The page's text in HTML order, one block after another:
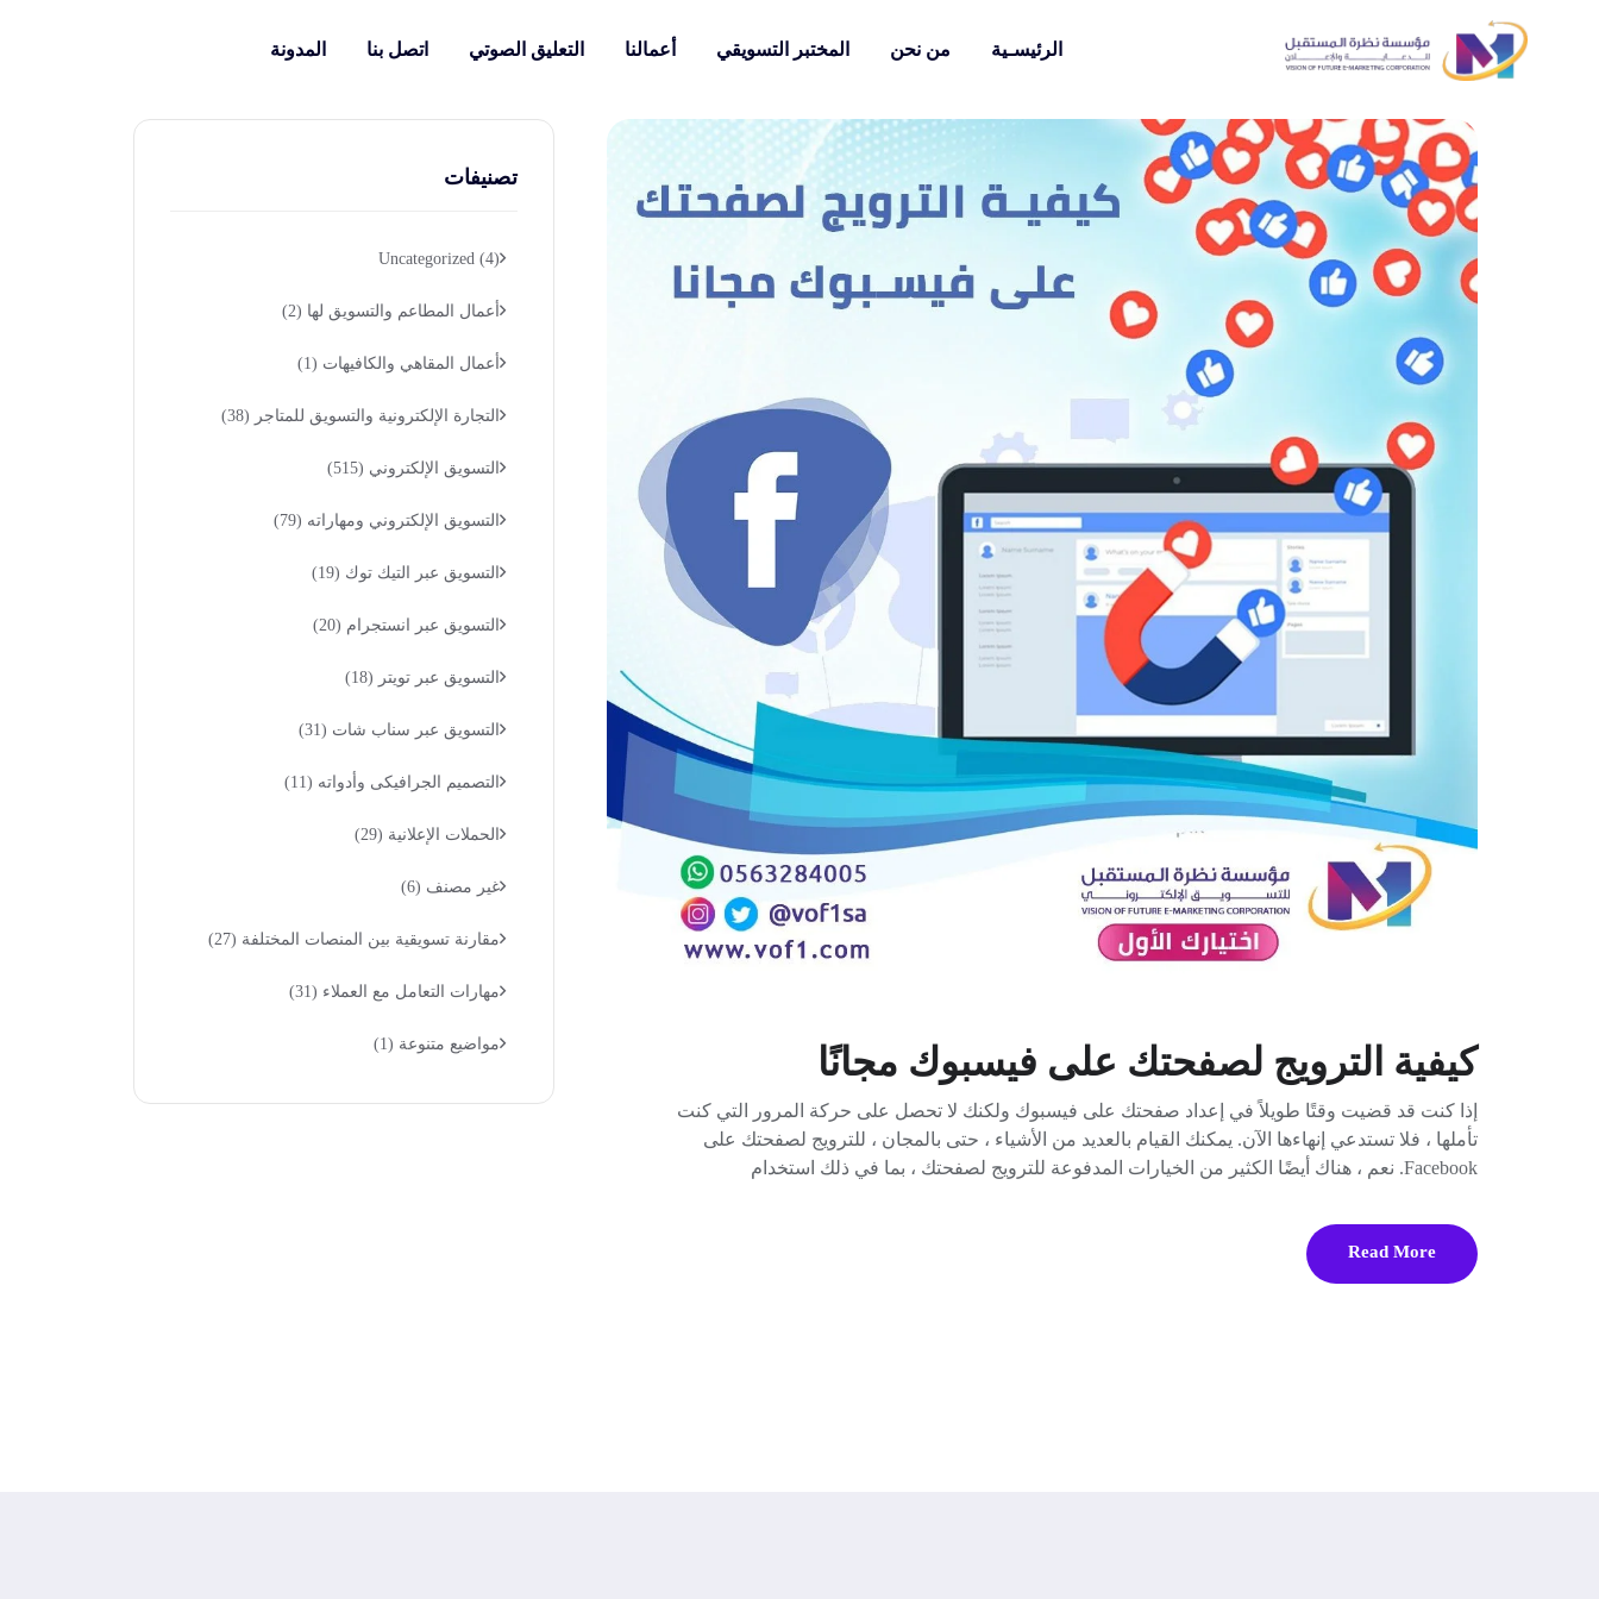
الرئيسـية من نحن المختبر التسويقي أعمالنا التعليق الصوتي اتصل بنا المدونة
كيفية الترويج لصفحتك على فيسبوك مجانًا
إذا كنت قد قضيت وقتًا طويلاً في إعداد صفحتك على فيسبوك ولكنك لا تحصل على حركة المرور التي كنت
تأملها ، فلا تستدعي إنهاءها الآن. يمكنك القيام بالعديد من الأشياء ، حتى بالمجان ، للترويج لصفحتك على
Facebook. نعم ، هناك أيضًا الكثير من الخيارات المدفوعة للترويج لصفحتك ، بما في ذلك استخدام
Read More
تصنيفات
Uncategorized (4)
أعمال المطاعم والتسويق لها (2)
أعمال المقاهي والكافيهات (1)
التجارة الإلكترونية والتسويق للمتاجر (38)
التسويق الإلكتروني (515)
التسويق الإلكتروني ومهاراته (79)
التسويق عبر التيك توك (19)
التسويق عبر انستجرام (20)
التسويق عبر تويتر (18)
التسويق عبر سناب شات (31)
التصميم الجرافيكى وأدواته (11)
الحملات الإعلانية (29)
غير مصنف (6)
مقارنة تسويقية بين المنصات المختلفة (27)
مهارات التعامل مع العملاء (31)
مواضيع متنوعة (1)